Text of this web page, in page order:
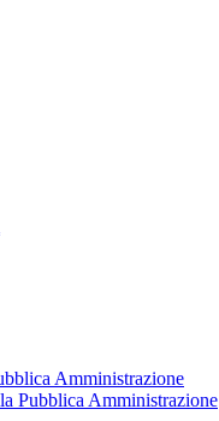
Amministrazione
Pubblica Amministrazione